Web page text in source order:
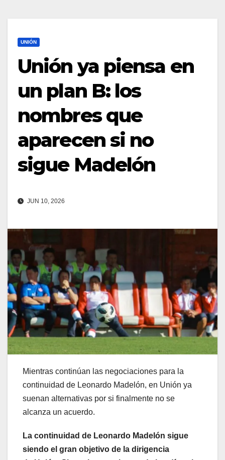
UNIÓN
Unión ya piensa en
un plan B: los
nombres que
aparecen si no
sigue Madelón
JUN 10, 2026
Mientras continúan las negociaciones para la
continuidad de Leonardo Madelón, en Unión ya
suenan alternativas por si finalmente no se
alcanza un acuerdo.
La continuidad de Leonardo Madelón sigue
siendo el gran objetivo de la dirigencia